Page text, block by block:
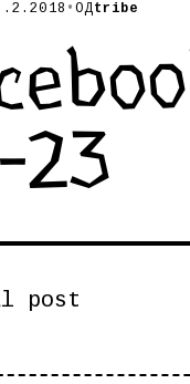
•ОДtribe
23
post